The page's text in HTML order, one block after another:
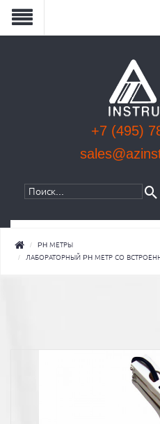
+7 (495)
PH МЕТРЫ
ЛАБОРАТОРНЫЙ PH МЕТР СО